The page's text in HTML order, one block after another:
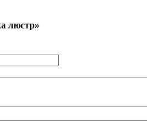
люстр»